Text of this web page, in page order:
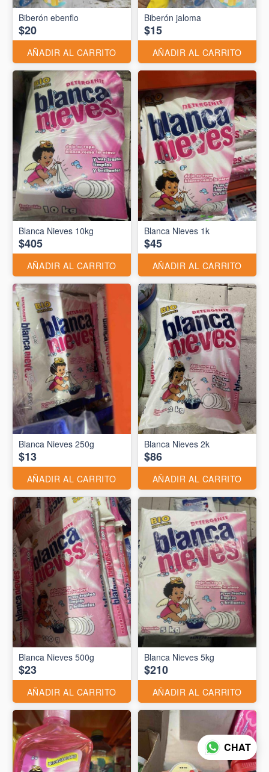
Biberón ebenflo
$20
AÑADIR AL CARRITO
Biberón jaloma
$15
AÑADIR AL CARRITO
Blanca Nieves 10kg
$405
AÑADIR AL CARRITO
Blanca Nieves 1k
$45
AÑADIR AL CARRITO
Blanca Nieves 250g
$13
AÑADIR AL CARRITO
Blanca Nieves 2k
$86
AÑADIR AL CARRITO
Blanca Nieves 500g
$23
AÑADIR AL CARRITO
Blanca Nieves 5kg
$210
AÑADIR AL CARRITO
CHAT